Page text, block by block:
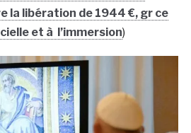
libération de 1944 €, gr ce
et à l’immersion)